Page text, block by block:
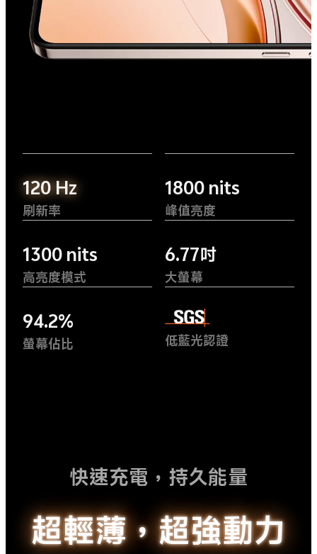
120 Hz
刷新率
1800 nits
峰值亮度
1300 nits
高亮度模式
6.77吋
大螢幕
94.2%
螢幕佔比 低藍光認證
快速充電，持久能量
超輕薄，超強動力